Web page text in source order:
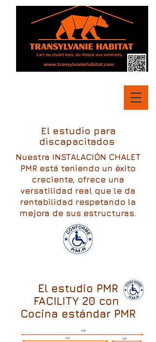
El estudio para
discapacitados
Nuestra INSTALACIÓN CHALET
PMR está teniendo un éxito
creciente, ofrece una
versatilidad real que le da
rentabilidad respetando la
mejora de sus estructuras.
El estudio PMR
FACILITY 20 con
Cocina estándar PMR